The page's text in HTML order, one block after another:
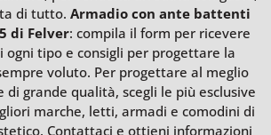
di tutto. Armadio con ante battenti
di Felver: compila il form per ricevere
ogni tipo e consigli per progettare la
voluto. Per progettare al meglio
di grande qualità, scegli le più esclusive
marche, letti, armadi e comodini di
Contattaci e ottieni informazioni